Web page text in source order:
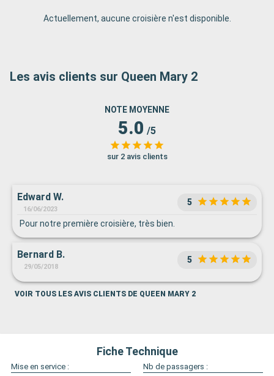
Actuellement, aucune croisière n'est disponible.
Les avis clients sur Queen Mary 2
NOTE MOYENNE
5.0 /5
sur 2 avis clients
Edward W.
16/06/2023
5
Pour notre première croisière, très bien.
Bernard B.
29/05/2018
5
VOIR TOUS LES AVIS CLIENTS DE QUEEN MARY 2
Fiche Technique
Mise en service :
Nb de passagers :